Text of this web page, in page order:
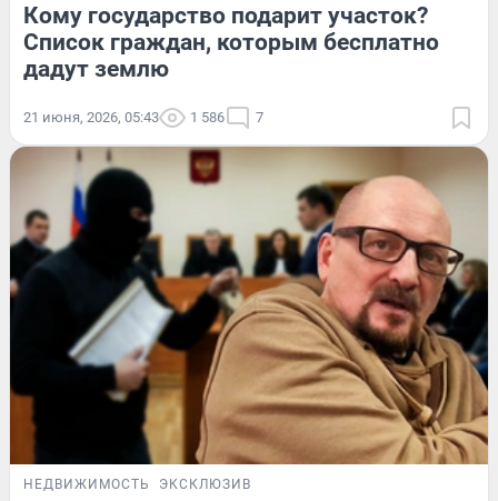
Кому государство подарит участок?
Список граждан, которым бесплатно
дадут землю
21 июня, 2026, 05:43 1 586 7
НЕДВИЖИМОСТЬ ЭКСКЛЮЗИВ